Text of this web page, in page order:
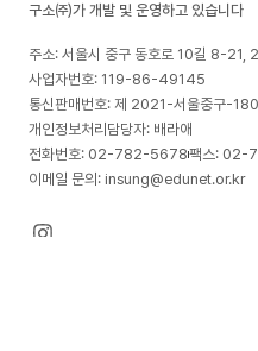
구소㈜가 개발 및 운영하고 있습니다
주소: 서울시 중구 동호로 10길 8-21,
사업자번호: 119-86-49145
통신판매번호: 제 2021-서울중구-
개인정보처리담당자: 배라애
전화번호: 02-782-5678팩스: 02-
이메일 문의: insung@edunet.or.kr